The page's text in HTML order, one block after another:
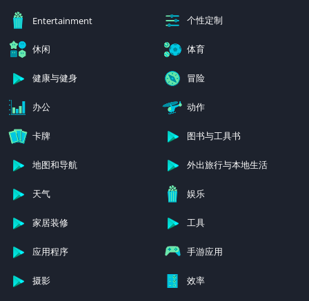
Entertainment 个性定制
休闲 体育
健康与健身 冒险
办公 动作
卡牌 图书与工具书
地图和导航 外出旅行与本地生活
天气 娱乐
家居装修 工具
应用程序 手游应用
摄影 效率